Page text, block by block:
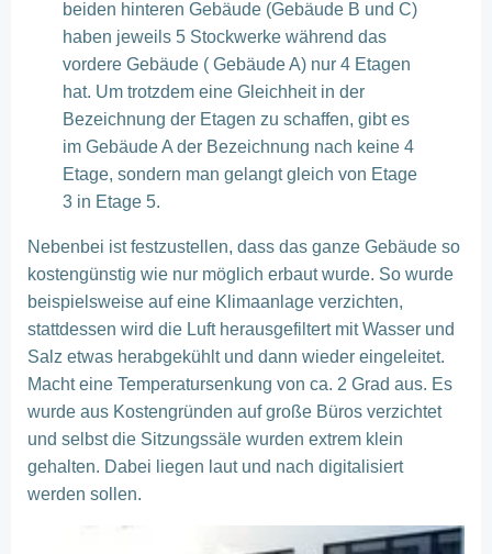
beiden hinteren Gebäude (Gebäude B und C)
haben jeweils 5 Stockwerke während das
vordere Gebäude ( Gebäude A) nur 4 Etagen
hat. Um trotzdem eine Gleichheit in der
Bezeichnung der Etagen zu schaffen, gibt es
im Gebäude A der Bezeichnung nach keine 4
Etage, sondern man gelangt gleich von Etage
3 in Etage 5.
Nebenbei ist festzustellen, dass das ganze Gebäude so
kostengünstig wie nur möglich erbaut wurde. So wurde
beispielsweise auf eine Klimaanlage verzichten,
stattdessen wird die Luft herausgefiltert mit Wasser und
Salz etwas herabgekühlt und dann wieder eingeleitet.
Macht eine Temperatursenkung von ca. 2 Grad aus. Es
wurde aus Kostengründen auf große Büros verzichtet
und selbst die Sitzungssäle wurden extrem klein
gehalten. Dabei liegen laut und nach digitalisiert
werden sollen.